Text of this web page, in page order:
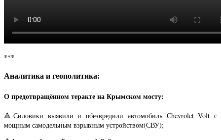
***
Аналитика и геополитика:
О предотвращённом теракте на Крымском мосту:
🔺Силовики выявили и обезвредили автомобиль Chevrolet Volt с
мощным самодельным взрывным устройством(СВУ);